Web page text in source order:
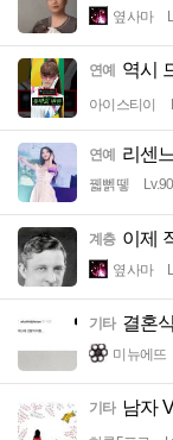
옆사마
연예 역시
아이스티이
연예 리센
꿻뻵뗗 Lv.90
계층 이제
옆사마
기타 결혼
미뉴에뜨
기타 남자